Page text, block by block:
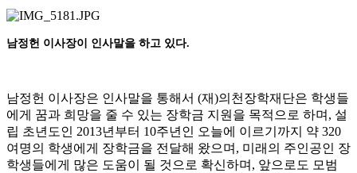
남정헌 이사장이 인사말을 하고 있다.
남정헌 이사장은 인사말을 통해서 (재)의천장학재단은 학생들
에게 꿈과 희망을 줄 수 있는 장학금 지원을 목적으로 하며 , 설
립 초년도인 2013년부터 10주년인 오늘에 이르기까지 약 320
여명의 학생에게 장학금을 전달해 왔으며 , 미래의 주인공인 장
학생들에게 많은 도움이 될 것으로 확신하며 , 앞으로도 모범